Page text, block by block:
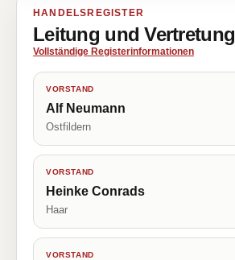
HANDELSREGISTER
Leitung und Vertretung
Vollständige Registerinformationen
VORSTAND
Alf Neumann
Ostfildern
VORSTAND
Heinke Conrads
Haar
VORSTAND